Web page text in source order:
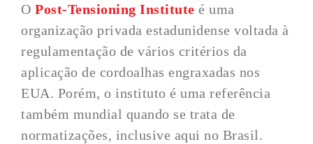
OPost-Tensioning Institute é uma
organização privada estadunidense voltada à
regulamentação de vários critérios da
aplicação de cordoalhas engraxadas nos
EUA. Porém, o instituto é uma referência
também mundial quando se trata de
normatizações, inclusive aqui no Brasil.